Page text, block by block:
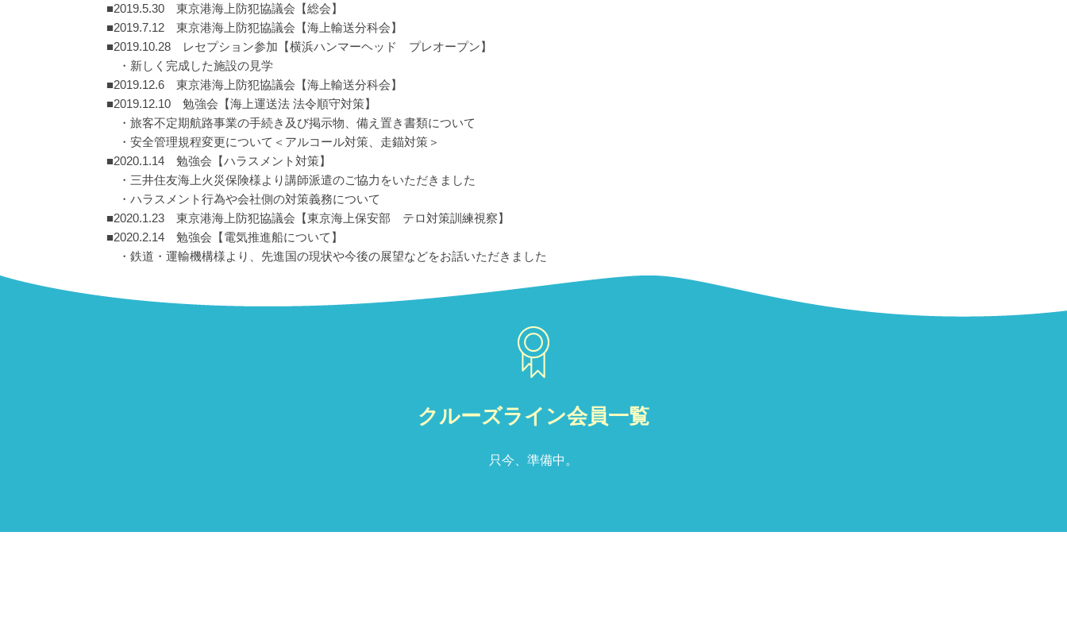
■2019.5.30 東京港海上防犯協議会【総会】
■2019.7.12 東京港海上防犯協議会【海上輸送分科会】
■2019.10.28 レセプション参加【横浜ハンマーヘッド プレオープン】
・新しく完成した施設の見学
■2019.12.6 東京港海上防犯協議会【海上輸送分科会】
■2019.12.10 勉強会【海上運送法 法令順守対策】
・旅客不定期航路事業の手続き及び掲示物、備え置き書類について
・安全管理規程変更について＜アルコール対策、走錨対策＞
■2020.1.14 勉強会【ハラスメント対策】
・三井住友海上火災保険様より講師派遣のご協力をいただきました
・ハラスメント行為や会社側の対策義務について
■2020.1.23 東京港海上防犯協議会【東京海上保安部 テロ対策訓練視察】
■2020.2.14 勉強会【電気推進船について】
・鉄道・運輸機構様より、先進国の現状や今後の展望などをお話いただきました
クルーズライン会員一覧
只今、準備中。